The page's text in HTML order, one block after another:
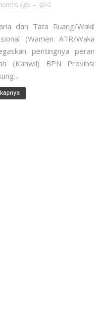
ago 0
dan Tata Ruang/Wakil
(Wamen ATR/Waka
pentingnya peran
(Kanwil) BPN Provinsi